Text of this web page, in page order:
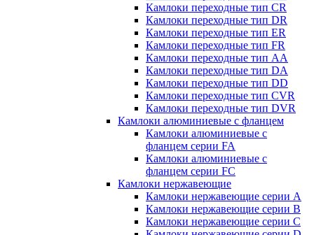
Камлоки переходные тип CR
Камлоки переходные тип DR
Камлоки переходные тип ER
Камлоки переходные тип FR
Камлоки переходные тип AA
Камлоки переходные тип DA
Камлоки переходные тип DD
Камлоки переходные тип CVR
Камлоки переходные тип DVR
Камлоки алюминиевые с фланцем
Камлоки алюминиевые с
фланцем серии FA
Камлоки алюминиевые с
фланцем серии FC
Камлоки нержавеющие
Камлоки нержавеющие серии А
Камлоки нержавеющие серии В
Камлоки нержавеющие серии C